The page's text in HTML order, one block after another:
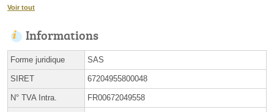
Voir tout
Informations
Forme juridique SAS
SIRET 67204955800048
N° TVA Intra. FR00672049558